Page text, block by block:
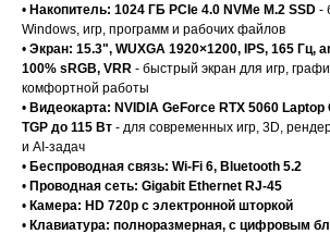
• Накопитель: 1024 ГБ PCIe 4.0 NVMe M.2 SSD -
Windows, игр, программ и рабочих файлов
• Экран: 15.3", WUXGA 1920×1200, IPS, 165 Гц,
100% sRGB, VRR - быстрый экран для игр,
комфортной работы
• Видеокарта: NVIDIA GeForce RTX 5060 Laptop
TGP до 115 Вт - для современных игр, 3D,
и AI-задач
• Беспроводная связь: Wi-Fi 6, Bluetooth 5.2
• Проводная сеть: Gigabit Ethernet RJ-45
• Камера: HD 720p с электронной шторкой
• Клавиатура: полноразмерная, с цифровым